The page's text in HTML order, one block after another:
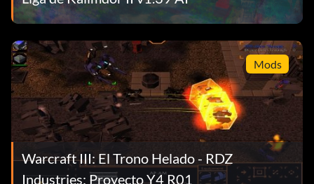
Mods
Warcraft III: El Trono Helado - RDZ
Industries: Proyecto Y4 R01